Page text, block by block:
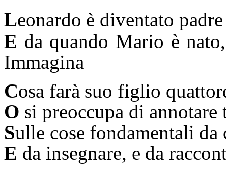
Leonardo è diventato
E da quando Mario è
Immagina
Cosa farà suo figlio
O si preoccupa di annotare
Sulle cose fondamentali da
E da insegnare, e da